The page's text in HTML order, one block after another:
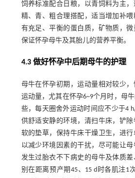
饲养标准配合日粮，以青饲料为主，
精、青、粗合理搭配，适当增加补
有充足、平衡的蛋白质，矿物质，
保证怀孕母牛及其胎儿的营养平衡。
4.3 做好怀孕中后期母牛的护理
母牛在怀孕初期，运动量相对较少
运动量，尤其在怀孕6~9个月时，母
些，每天圈舍外运动时间应不少于4
供舒适安静的环境，清扫牛床，铲
软的垫草，保持牛床干燥卫生，进行
以减少环境因素的干扰，尽可能让
发生过胎衣不下病史的母牛及体质
别在距离预产期45、15 d时各肌注1